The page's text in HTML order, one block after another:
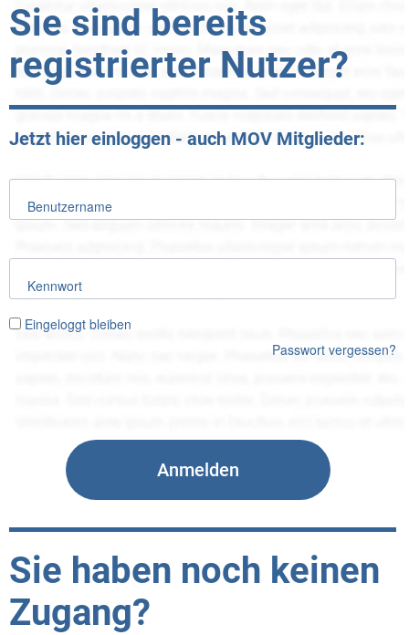
Sie sind bereits
registrierter Nutzer?
Jetzt hier einloggen - auch MOV Mitglieder:
Benutzername
Kennwort
Eingeloggt bleiben
Passwort vergessen?
Sie haben noch keinen
Zugang?